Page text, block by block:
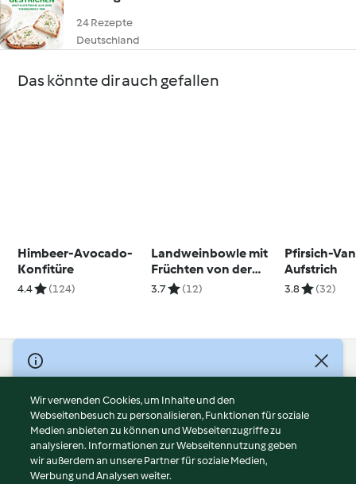
24 Rezepte
Deutschland
Das könnte dir auch gefallen
Himbeer-Avocado-
Konfitüre
4.4 (124)
Landweinbowle mit
Früchten von der
Streuobstwiese
3.7 (12)
Pfirsich-
Aufstrich
3.8 (32)
© Copyright 2026
Nutzungsbedingungen
Datenschutzrichtlinien
Disclaimer
Impressum
Cookies
Wir verwenden Cookies, um Inhalte und den
Webseitenbesuch zu personalisieren, Funktionen für soziale
Medien anbieten zu können und Webseitenzugriffe zu
analysieren. Informationen zur Webseitennutzung geben
wir außerdem an unsere Partner für soziale Medien,
Werbung und Analysen weiter.